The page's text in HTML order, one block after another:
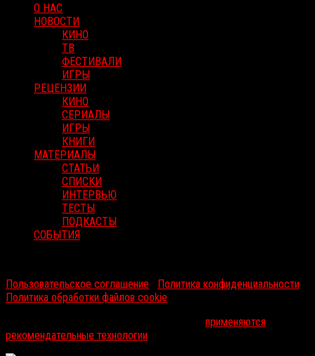
О НАС
НОВОСТИ
КИНО
ТВ
ФЕСТИВАЛИ
ИГРЫ
РЕЦЕНЗИИ
КИНО
СЕРИАЛЫ
ИГРЫ
КНИГИ
МАТЕРИАЛЫ
СТАТЬИ
СПИСКИ
ИНТЕРВЬЮ
ТЕСТЫ
ПОДКАСТЫ
СОБЫТИЯ
Пользовательское соглашение
Политика конфиденциальности
Политика обработки файлов cookie
применяются
рекомендательные технологии